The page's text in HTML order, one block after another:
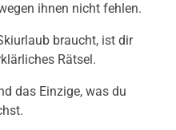
ihnen nicht fehlen.
braucht, ist dir
Rätsel.
das Einzige, was du